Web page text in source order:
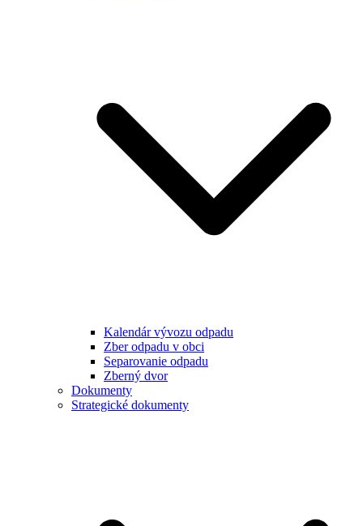
Kalendár vývozu odpadu
Zber odpadu v obci
Separovanie odpadu
Zberný dvor
Dokumenty
Strategické dokumenty